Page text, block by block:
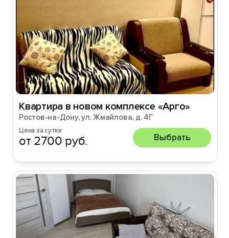
Квартира в новом комплексе «Арго»
Ростов-на-Дону, ул. Жмайлова, д. 4Г
Цена за сутки
от 2700 руб. Выбрать